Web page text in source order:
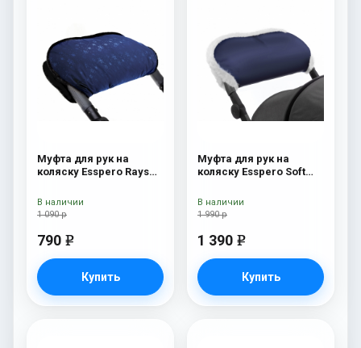
Муфта для рук на
коляску Esspero Rays
1 090 р
790 e
Купить
В наличии
Муфта для рук на
коляску Esspero Soft
1 990 р
1 390 e
Купить
В наличии